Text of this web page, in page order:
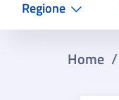
Regione
Home /